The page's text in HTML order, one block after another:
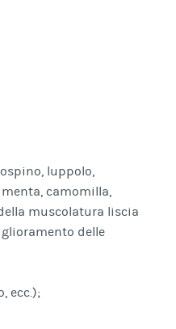
luppolo,
camomilla,
muscolatura liscia
delle
ecc.);